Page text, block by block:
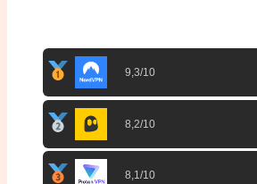
9,3/10
8,2/10
8,1/10